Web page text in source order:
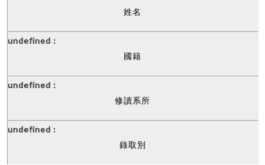
姓名
國籍
修讀系所
錄取別